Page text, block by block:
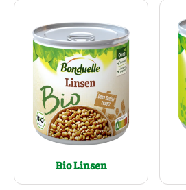
Bio Linsen